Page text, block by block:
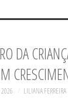
DA
LILIANA FERREIRA